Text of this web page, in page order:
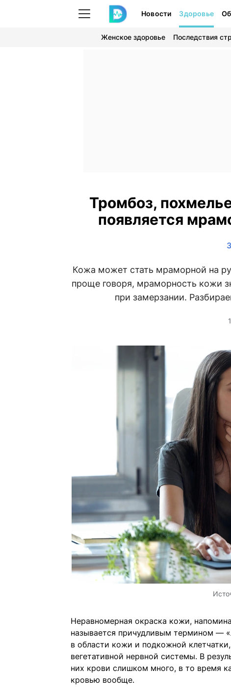
Новости Здоровье
Женское здоровье Последствия
Тромбоз,
появляется
Кожа может стать мраморной на
проще говоря, мраморность кожи
при замерзании.
Неравномерная окраска кожи,
называется причудливым термином —
в области кожи и подкожной
вегетативной нервной системы. В
них крови слишком много, в то время
кровью вообще.